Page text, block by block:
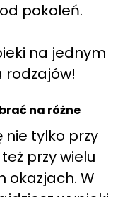
pokoleń.
na jednym
rodzajów!
na różne
tylko przy
przy wielu
okazjach. W